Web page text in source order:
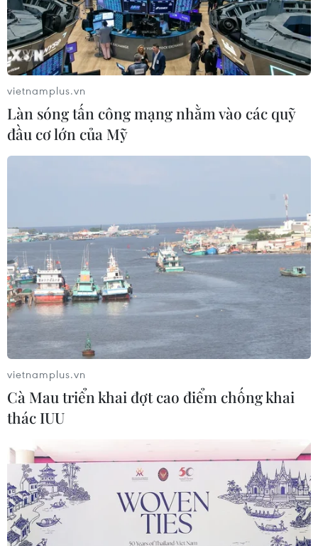
10/05/2022 08:42
74% số người được hỏi cảm thấy lo ngại về sức khỏe tâm thần của con cái
và một tỷ lệ tương tự cho biết họ coi sức khỏe tâm thần của con cái là ưu tiên
cao hơn kể từ khi đại dịch COVID-19 xảy ra.
Việt Nam và Hoa Kỳ mở rộng hợp tác về lao động
và an sinh xã hội
12/05/2022 11:13
Hoa Kỳ cam kết sẽ tiếp tục thúc đẩy hợp tác với Việt Nam trong các lĩnh vực
vietnamplus.vn
Làn sóng tấn công mạng nhằm vào các quỹ
đầu cơ lớn của Mỹ
vietnamplus.vn
Cà Mau triển khai đợt cao điểm chống khai
thác IUU